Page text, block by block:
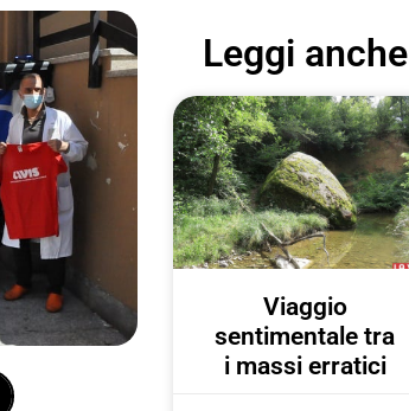
Leggi anche
Viaggio
sentimentale tra
i massi erratici